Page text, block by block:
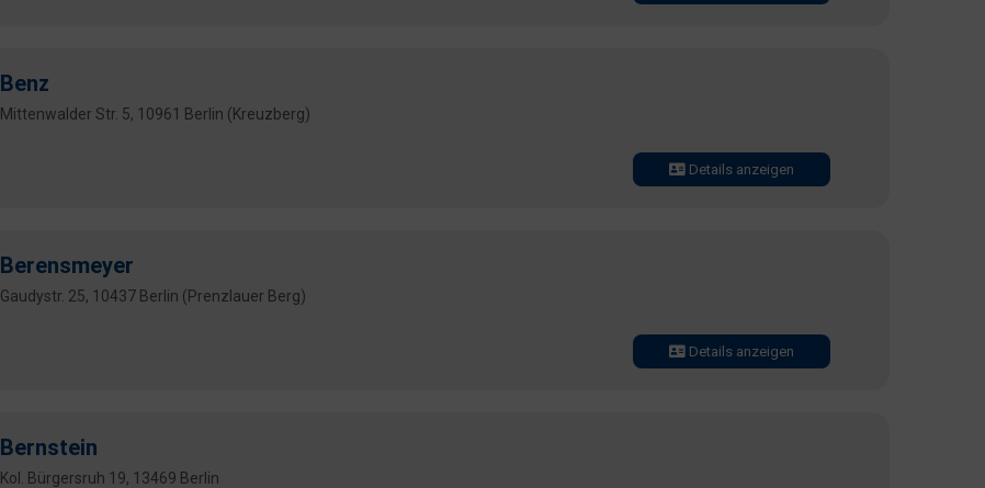
Benz
Mittenwalder Str. 5, 10961 Berlin (Kreuzberg)
Details anzeigen
Berensmeyer
Gaudystr. 25, 10437 Berlin (Prenzlauer Berg)
Details anzeigen
Bernstein
Kol. Bürgersruh 19, 13469 Berlin